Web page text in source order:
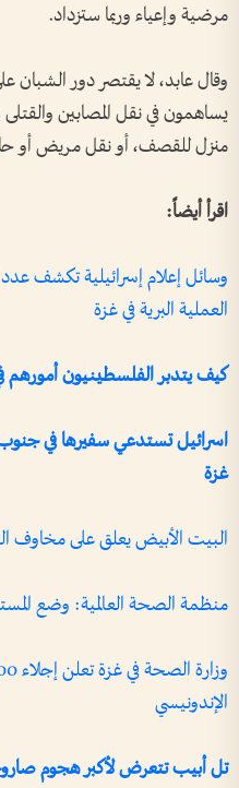
مرضية وإعياء وربما ستزداد.
وقال عابد، لا يقتصر دور الشبان
يساهمون في نقل المصابين
منزل للقصف، أو نقل مريض أو
اقرأ أيضاً:
وسائل إعلام إسرائيلية تكشف عدد
العملية البرية في غزة
كيف يتدبر الفلسطينيون أمورهم
اسرائيل تستدعي سفيرها في
غزة
البيت الأبيض يعلق على مخاوف
منظمة الصحة العالمية: وضع
الإندونيسي
تل أبيب تتعرض لأكبر هجوم